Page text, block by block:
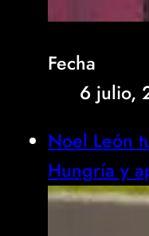
Fecha
6 julio,
Noel León
Hungría y